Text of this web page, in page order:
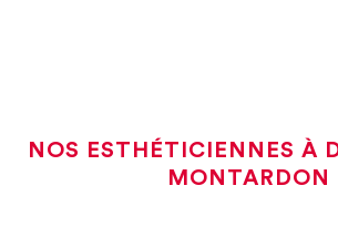
NOS ESTHÉTICIENNES À
MONTARDON